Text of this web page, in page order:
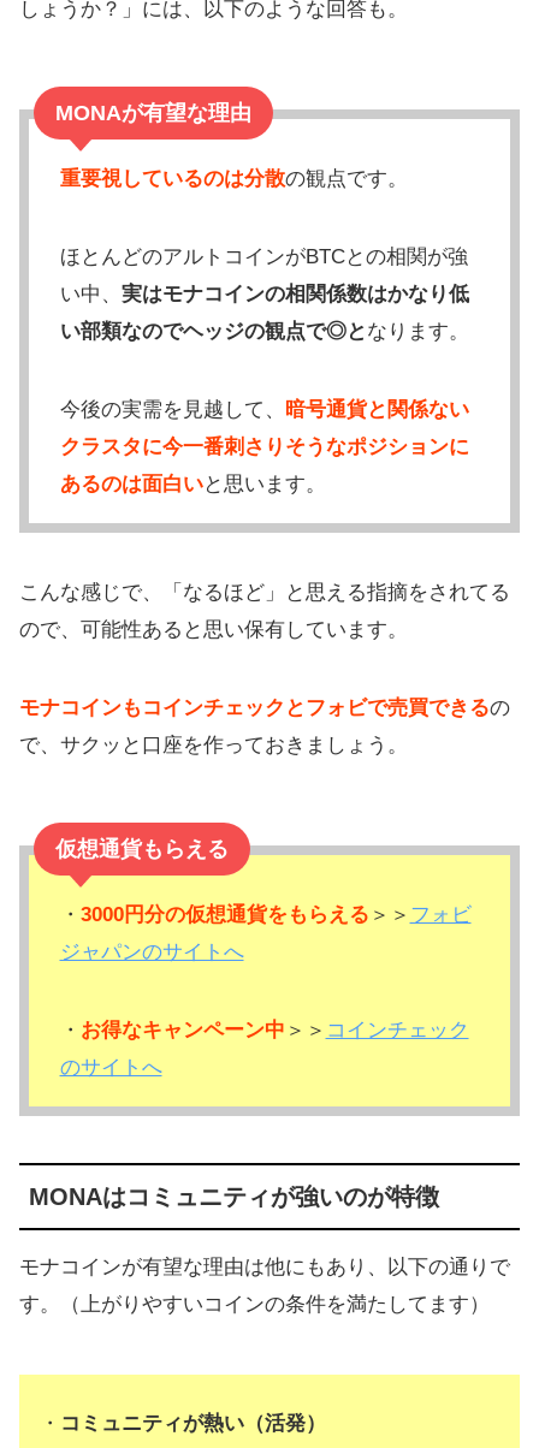
しょうか？」には、以下のような回答も。
MONAが有望な理由
重要視しているのは分散の観点です。
ほとんどのアルトコインがBTCとの相関が強
い中、 実はモナコインの相関係数はかなり低
い部類なのでヘッジの観点で◎と なります。
今後の実需を見越して、
暗号通貨と関係ない
クラスタに今一番刺さりそうなポジションに
あるのは面白いと思います。
こんな感じで、「なるほど」と思える指摘をされてる
ので、可能性あると思い保有しています。
モナコインもコインチェックとフォビで売買できるの
で、サクッと口座を作っておきましょう。
仮想通貨もらえる
・ 3000円分の仮想通貨をもらえる ＞＞ フォビ
ジャパンのサイトへ
・ お得なキャンペーン中 ＞＞ コインチェック
のサイトへ
MONAはコミュニティが強いのが特徴
モナコインが有望な理由は他にもあり、以下の通りで
す。（上がりやすいコインの条件を満たしてます）
・ コミュニティが熱い（活発）